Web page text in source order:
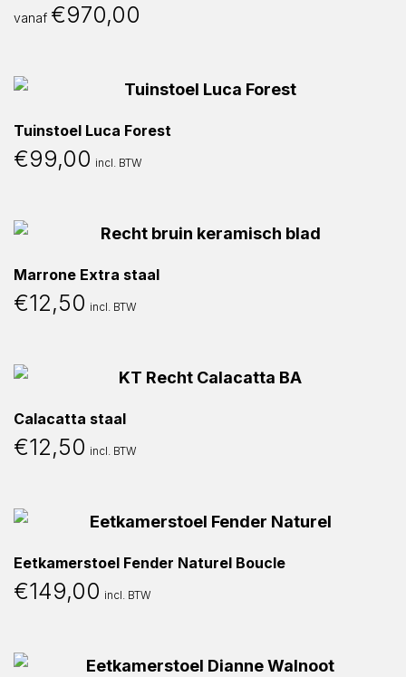
vanaf €970,00
Tuinstoel Luca Forest
€99,00 incl. BTW
Marrone Extra staal
€12,50 incl. BTW
Calacatta staal
€12,50 incl. BTW
Eetkamerstoel Fender Naturel Boucle
€149,00 incl. BTW